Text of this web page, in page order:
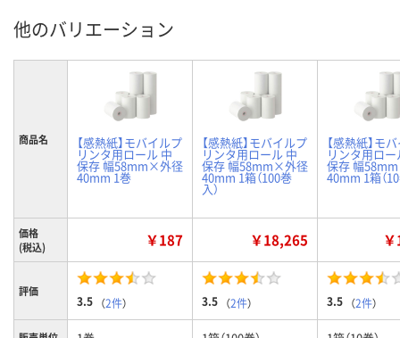
他のバリエーション
商品名 【感熱紙】モバイルプ
リンタ用ロール 中
保存 幅58mm×外径
40mm 1巻
【感熱紙】モバイルプ
リンタ用ロール 中
保存 幅58mm×外径
40mm 1箱（100巻
入）
【感熱紙】モ
リンタ用ロー
保存 幅
40mm 1箱（10
価格
(税込)
￥187 ￥18,265
評価
3.5 （2件） 3.5 （2件） 3.5 （2件）